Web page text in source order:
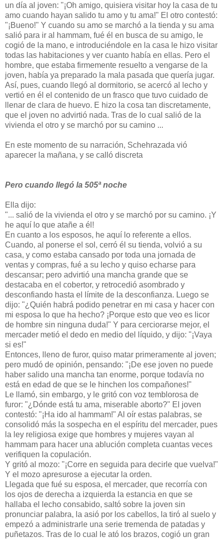
un día al joven: "¡Oh amigo, quisiera visitar hoy la casa de tu
amo cuando hayan salido tu amo y tu ama!" El otro contestó:
"¡Bueno!" Y cuando su amo se marchó a la tienda y su ama
salió para ir al hammam, fué él en busca de su amigo, le
cogió de la mano, e introduciéndole en la casa le hizo visitar
todas las habitaciones y ver cuanto había en ellas. Pero el
hombre, que estaba firmemente resuelto a vengarse de la
joven, había ya preparado la mala pasada que quería jugar.
Así, pues, cuando llegó al dormitorio, se acercó al lecho y
vertió en él el contenido de un frasco que tuvo cuidado de
llenar de clara de huevo. E hizo la cosa tan discretamente,
que el joven no advirtió nada. Tras de lo cual salió de la
vivienda el otro y se marchó por su camino ...
En este momento de su narración, Schehrazada vió
aparecer la mañana, y se calló discreta
Pero cuando llegó la 505ª noche
Ella dijo:
"... salió de la vivienda el otro y se marchó por su camino. ¡Y
he aquí lo que atañe a él!
En cuanto a los esposos, he aquí lo referente a ellos.
Cuando, al ponerse el sol, cerró él su tienda, volvió a su
casa, y como estaba cansado por toda una jornada de
ventas y compras, fué a su lecho y quiso echarse para
descansar; pero advirtió una mancha grande que se
destacaba en el cobertor, y retrocedió asombrado y
desconfiando hasta el límite de la desconfianza. Luego se
dijo: "¿Quién habrá podido penetrar en mi casa y hacer con
mi esposa lo que ha hecho? ¡Porque esto que veo es licor
de hombre sin ninguna duda!" Y para cerciorarse mejor, el
mercader metió el dedo en medio del líquido, y dijo: "¡Vaya
si es!"
Entonces, lleno de furor, quiso matar primeramente al joven;
pero mudó de opinión, pensando: "¡De ese joven no puede
haber salido una mancha tan enorme, porque todavía no
está en edad de que se le hinchen los compañones!"
Le llamó, sin embargo, y le gritó con voz temblorosa de
furor: "¿Dónde está tu ama, miserable aborto?" El joven
contestó: "¡Ha ido al hammam!" Al oír estas palabras, se
consolidó más la sospecha en el espíritu del mercader, pues
la ley religiosa exige que hombres y mujeres vayan al
hammam para hacer una ablución completa cuantas veces
verifiquen la copulación.
Y gritó al mozo: "¡Corre en seguida para decirle que vuelva!"
Y el mozo apresurose a ejecutar la orden.
Llegada que fué su esposa, el mercader, que recorría con
los ojos de derecha a izquierda la estancia en que se
hallaba el lecho consabido, saltó sobre la joven sin
pronunciar palabra, la asió por los cabellos, la tiró al suelo y
empezó a administrarle una serie tremenda de patadas y
puñetazos. Tras de lo cual le ató los brazos, cogió un gran